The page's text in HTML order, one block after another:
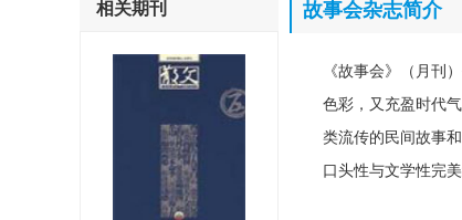
相关期刊 故事会杂志简介
《故事会》（月刊
色彩，又充盈时代
类流传的民间故事
口头性与文学性完